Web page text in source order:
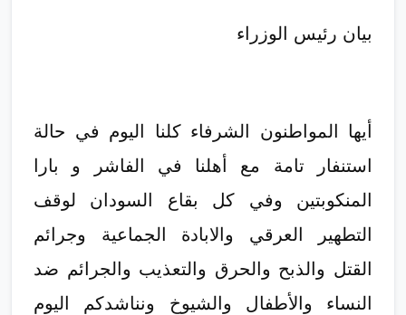
بيان رئيس الوزراء
أيها المواطنون الشرفاء كلنا اليوم في حالة
استنفار تامة مع أهلنا في الفاشر و بارا
المنكوبتين وفي كل بقاع السودان لوقف
التطهير العرقي والابادة الجماعية وجرائم
القتل والذبح والحرق والتعذيب والجرائم ضد
النساء والأطفال والشيوخ ونناشدكم اليوم